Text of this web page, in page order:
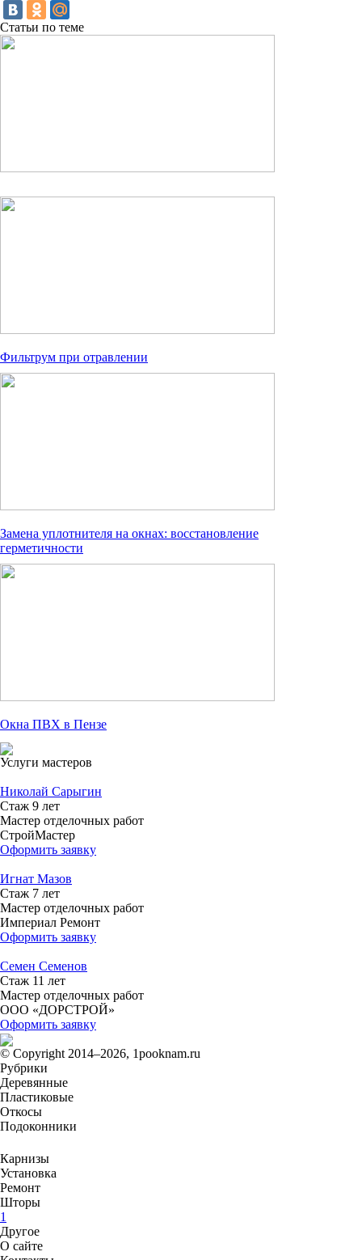
Статьи по теме
Фильтрум при отравлении
Замена уплотнителя на окнах: восстановление
герметичности
Окна ПВХ в Пензе
Услуги мастеров
Николай Сарыгин
Стаж 9 лет
Мастер отделочных работ
СтройМастер
Оформить заявку
Игнат Мазов
Стаж 7 лет
Мастер отделочных работ
Империал Ремонт
Оформить заявку
Семен Семенов
Стаж 11 лет
Мастер отделочных работ
ООО «ДОРСТРОЙ»
Оформить заявку
© Copyright 2014–2026, 1pooknam.ru
Рубрики
Деревянные
Пластиковые
Откосы
Подоконники
Карнизы
Установка
Ремонт
Шторы
1
Другое
О сайте